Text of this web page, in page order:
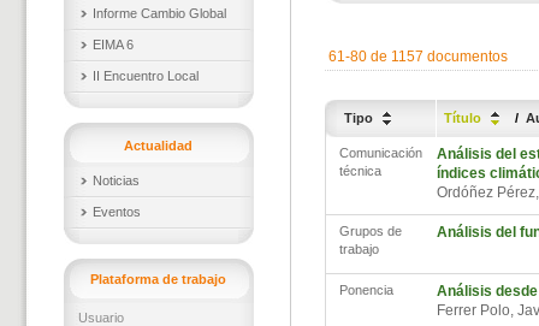
Informe Cambio Global
EIMA 6
II Encuentro Local
Actualidad
Noticias
Eventos
Plataforma de trabajo
Usuario
61-80 de 1157 documentos
Tipo Título /
Comunicación
técnica
Análisis del
índices
Ordóñez
Grupos de
trabajo
Análisis del
Ponencia
Análisis
Ferrer Polo,